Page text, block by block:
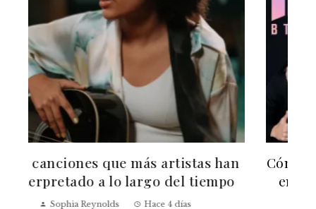
Cómo afecta la no participación de BTS
en los Grammy 2027 a la percepción
global